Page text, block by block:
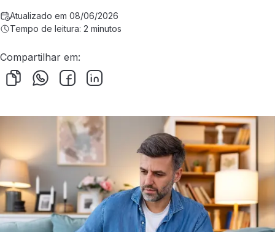
Atualizado em 08/06/2026
Tempo de leitura: 2 minutos
Compartilhar em: